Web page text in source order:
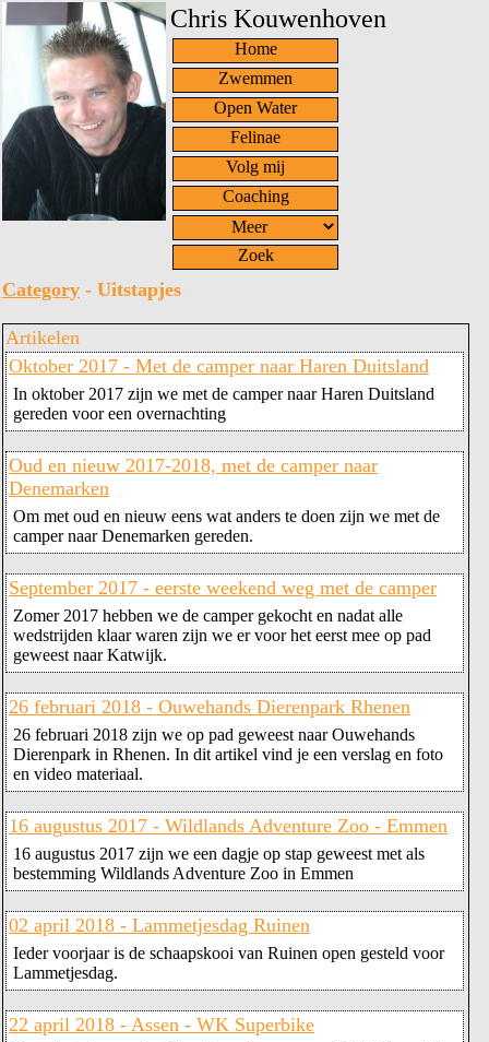
Chris Kouwenhoven
Home
Zwemmen
Open Water
Felinae
Volg mij
Coaching
Zoek
Category - Uitstapjes
Artikelen
Oktober 2017 - Met de camper naar Haren Duitsland
In oktober 2017 zijn we met de camper naar Haren Duitsland
gereden voor een overnachting
Oud en nieuw 2017-2018, met de camper naar
Denemarken
Om met oud en nieuw eens wat anders te doen zijn we met de
camper naar Denemarken gereden.
September 2017 - eerste weekend weg met de camper
Zomer 2017 hebben we de camper gekocht en nadat alle
wedstrijden klaar waren zijn we er voor het eerst mee op pad
geweest naar Katwijk.
26 februari 2018 - Ouwehands Dierenpark Rhenen
26 februari 2018 zijn we op pad geweest naar Ouwehands
Dierenpark in Rhenen. In dit artikel vind je een verslag en foto
en video materiaal.
16 augustus 2017 - Wildlands Adventure Zoo - Emmen
16 augustus 2017 zijn we een dagje op stap geweest met als
bestemming Wildlands Adventure Zoo in Emmen
02 april 2018 - Lammetjesdag Ruinen
Ieder voorjaar is de schaapskooi van Ruinen open gesteld voor
Lammetjesdag.
22 april 2018 - Assen - WK Superbike